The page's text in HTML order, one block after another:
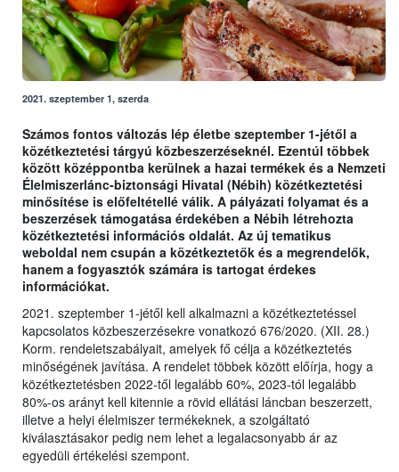
2021. szeptember 1, szerda
Számos fontos változás lép életbe szeptember 1-jétől a
közétkeztetési tárgyú közbeszerzéseknél. Ezentúl többek
között középpontba kerülnek a hazai termékek és a Nemzeti
Élelmiszerlánc-biztonsági Hivatal (Nébih) közétkeztetési
minősítése is előfeltétellé válik. A pályázati folyamat és a
beszerzések támogatása érdekében a Nébih létrehozta
közétkeztetési információs oldalát. Az új tematikus
weboldal nem csupán a közétkeztetők és a megrendelők,
hanem a fogyasztók számára is tartogat érdekes
információkat.
2021. szeptember 1-jétől kell alkalmazni a közétkeztetéssel
kapcsolatos közbeszerzésekre vonatkozó 676/2020. (XII. 28.)
Korm. rendeletszabályait, amelyek fő célja a közétkeztetés
minőségének javítása. A rendelet többek között előírja, hogy a
közétkeztetésben 2022-től legalább 60%, 2023-tól legalább
80%-os arányt kell kitennie a rövid ellátási láncban beszerzett,
illetve a helyi élelmiszer termékeknek, a szolgáltató
kiválasztásakor pedig nem lehet a legalacsonyabb ár az
egyedüli értékelési szempont.